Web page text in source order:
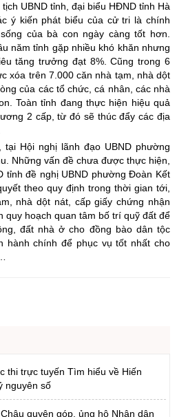
UBND tỉnh, đại biểu HĐND tỉnh Hà
ý kiến phát biểu của cử tri là chính
của bà con ngày càng tốt hơn.
năm tỉnh gặp nhiều khó khăn nhưng
tăng trưởng đạt 8%. Cũng trong 6
xóa trên 7.000 căn nhà tạm, nhà dột
của các tổ chức, cá nhân, các nhà
Toàn tỉnh đang thực hiện hiệu quả
2 cấp, từ đó sẽ thúc đẩy các địa
Hội nghị lãnh đạo UBND phường
Những vấn đề chưa được thực hiện,
tỉnh đề nghị UBND phường Đoàn Kết
theo quy định trong thời gian tới,
nhà dột nát, cấp giấy chứng nhận
quy hoạch quan tâm bố trí quỹ đất để
đất nhà ở cho đồng bào dân tộc
hành chính để phục vụ tốt nhất cho
thi trực tuyến Tìm hiểu về Hiến
nguyên số
quyên góp, ủng hộ Nhân dân